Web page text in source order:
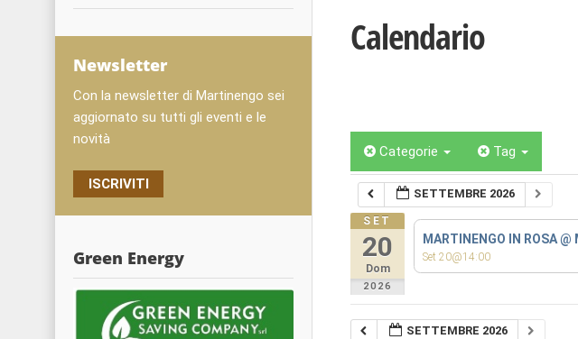
Calendario
Categorie Tag
SETTEMBRE 2026
SET
20
Dom
2026
MARTINENGO IN ROSA@
Set 20@14:00
SETTEMBRE 2026
Newsletter
Con la newsletter di Martinengo sei
aggiornato su tutti gli eventi e le
novità
ISCRIVITI
Green Energy